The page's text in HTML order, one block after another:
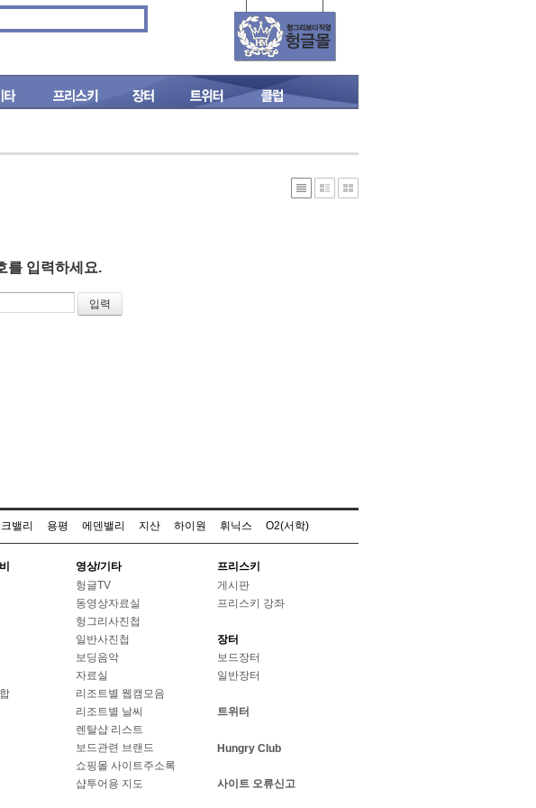
를 입력하세요.
밸리 용평 에덴밸리 지산 하이원 휘닉스 O2(서학)
영상/기타
프리스키
헝글TV
게시판
동영상자료실
프리스키 강좌
헝그리사진첩
일반사진첩
장터
보딩음악
보드장터
자료실
일반장터
리조트별 웹캠모음
리조트별 날씨
트위터
렌탈샵 리스트
보드관련 브랜드
Hungry Club
쇼핑몰 사이트주소록
샵투어용 지도
사이트 오류신고